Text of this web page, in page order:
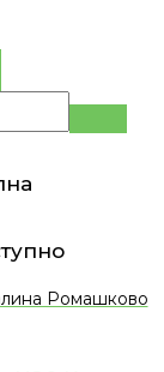
Ромашково